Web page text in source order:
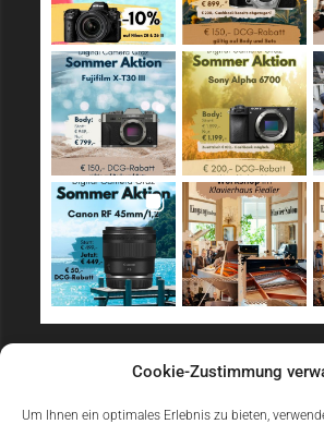
Cookie-Zustimmung
Um Ihnen ein optimales Erlebnis zu bieten,
Sicher Einkaufen